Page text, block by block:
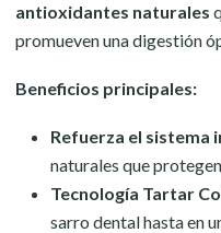
antioxidantes naturales
promueven una digestión
Beneficios principales:
Refuerza el sistema
naturales que
Tecnología Tartar
sarro dental hasta en